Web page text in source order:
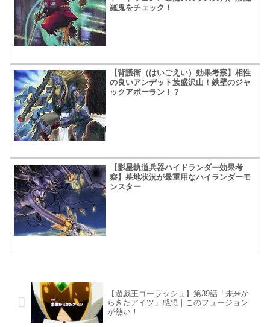
羅鬼をチェック！
【背護衛（はいごえい）効果考察】相性
の良いアンデット族盛沢山！鉄壁のジャ
ックアボーラン！？
【影星軌道兵器ハイドランダー効果考
察】墓地状況が最重用なハイランダーモ
ンスター
【遊戯王ゴーラッシュ】第39話「未来か
らきたアイツ」感想｜このフュージョン
が熱い！